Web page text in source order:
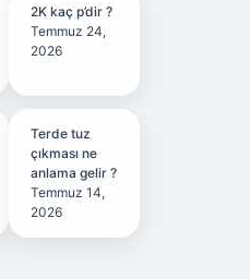
2K kaç p’dir ?
Temmuz 24,
2026
Terde tuz
çıkması ne
anlama gelir ?
Temmuz 14,
2026